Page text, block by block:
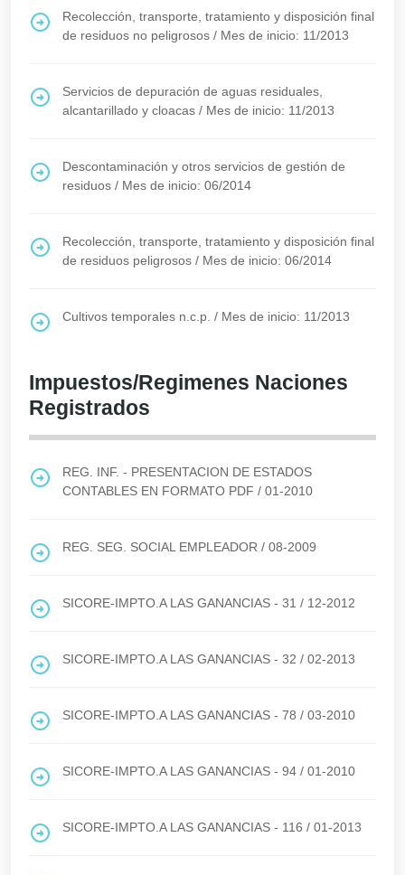
Recolección, transporte, tratamiento y disposición final
de residuos no peligrosos / Mes de inicio: 11/2013
Servicios de depuración de aguas residuales,
alcantarillado y cloacas / Mes de inicio: 11/2013
Descontaminación y otros servicios de gestión de
residuos / Mes de inicio: 06/2014
Recolección, transporte, tratamiento y disposición final
de residuos peligrosos / Mes de inicio: 06/2014
Cultivos temporales n.c.p. / Mes de inicio: 11/2013
Impuestos/Regimenes Naciones
Registrados
REG. INF. - PRESENTACION DE ESTADOS
CONTABLES EN FORMATO PDF / 01-2010
REG. SEG. SOCIAL EMPLEADOR / 08-2009
SICORE-IMPTO.A LAS GANANCIAS - 31 / 12-2012
SICORE-IMPTO.A LAS GANANCIAS - 32 / 02-2013
SICORE-IMPTO.A LAS GANANCIAS - 78 / 03-2010
SICORE-IMPTO.A LAS GANANCIAS - 94 / 01-2010
SICORE-IMPTO.A LAS GANANCIAS - 116 / 01-2013